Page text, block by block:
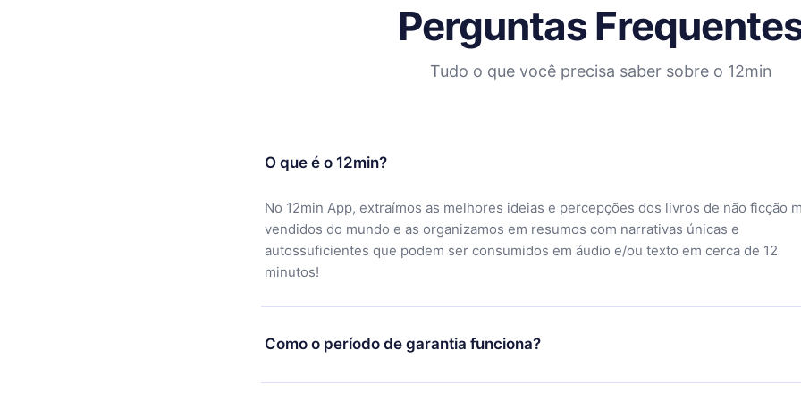
Perguntas
Tudo o que você precisa saber sobre o 12min
O que é o 12min?
No 12min App, extraímos as melhores ideias e percepções dos livros de não ficção
vendidos do mundo e as organizamos em resumos com narrativas únicas e
autossuficientes que podem ser consumidos em áudio e/ou texto em cerca de 12
minutos!
Como o período de garantia funciona?
Você pode baixar nosso aplicativo e começar a aproveitar nossa biblioteca. Se por